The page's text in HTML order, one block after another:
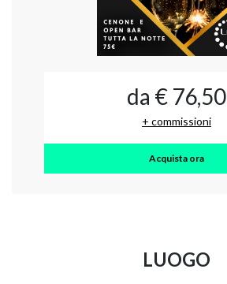
da € 76,50
+ commissioni
Acquista ora
LUOGO